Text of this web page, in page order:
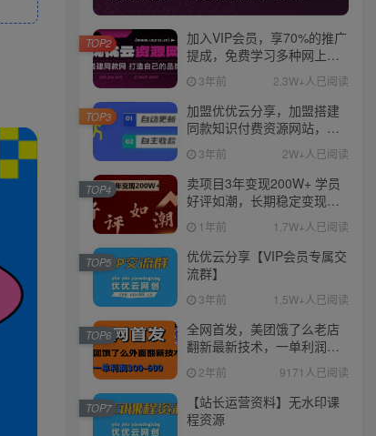
加入VIP会员，享70%的推广
提成，免费学习多种网上创
业课程，菜鸟秒变大神！
3年前 2.3W+人已阅读
TOP2
加盟优优云分享，加盟搭建
同款知识付费资源网站，实
现长期稳定被动收入~
3年前 2W+人已阅读
TOP3
卖项目3年变现200W+ 学员
好评如潮，长期稳定变现，
可以一直干到老！
1年前 1.7W+人已阅读
TOP4
优优云分享【VIP会员专属交
流群】
3年前 1.5W+人已阅读
TOP5
全网首发，美团饿了么老店
翻新最新技术，一单利润
300-600
2年前 9171人已阅读
TOP6
【站长运营资料】无水印课
程资源
TOP7